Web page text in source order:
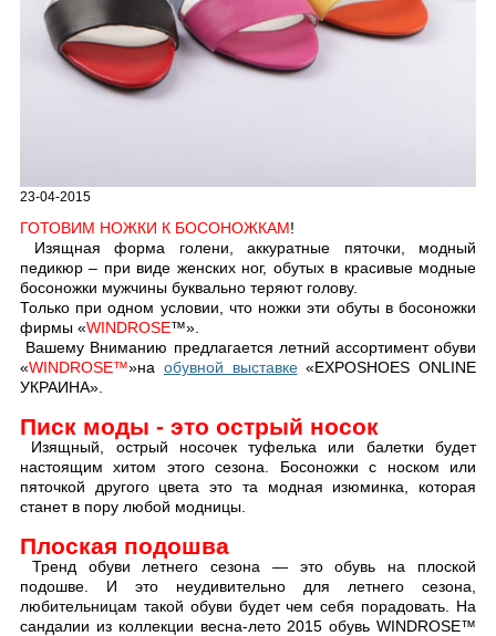
23-04-2015
ГОТОВИМ НОЖКИ К БОСОНОЖКАМ!
Изящная форма голени, аккуратные пяточки, модный
педикюр – при виде женских ног, обутых в красивые модные
босоножки мужчины буквально теряют голову.
Только при одном условии, что ножки эти обуты в босоножки
фирмы «WINDROSE™».
Вашему Вниманию предлагается летний ассортимент обуви
«WINDROSE™»на обувной выставке«EXPOSHOES ONLINE
УКРАИНА».
Писк моды - это острый носок
Изящный, острый носочек туфелька или балетки будет
настоящим хитом этого сезона. Босоножки с носком или
пяточкой другого цвета это та модная изюминка, которая
станет в пору любой модницы.
Плоская подошва
Тренд обуви летнего сезона — это обувь на плоской
подошве. И это неудивительно для летнего сезона,
любительницам такой обуви будет чем себя порадовать. На
сандалии из коллекции весна-лето 2015 обувь WINDROSE™